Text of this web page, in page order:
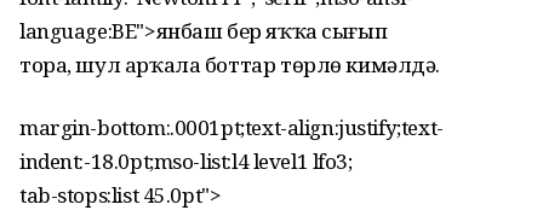
language:BE">янбаш бер яҡҡа сығып
тора, шул арҡала боттар төрлө кимәлдә.
margin-bottom:.0001pt;text-align:justify;text-
indent:-18.0pt;mso-list:l4 level1 lfo3;
tab-stops:list 45.0pt">